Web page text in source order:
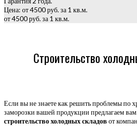
Цена: от 4500 руб. за 1 кв.м.
от 4500 руб. за 1 кв.м.
Строительство
Если вы не знаете как решить проблемы по
заморозки вашей продукции предлагаем
строительство холодных складов от